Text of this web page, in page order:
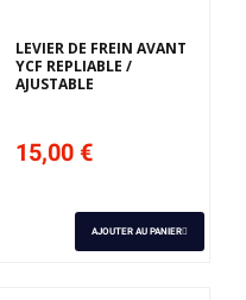
LEVIER DE FREIN AVANT
YCF REPLIABLE /
AJUSTABLE
15,00 €
AJOUTER AU PANIER